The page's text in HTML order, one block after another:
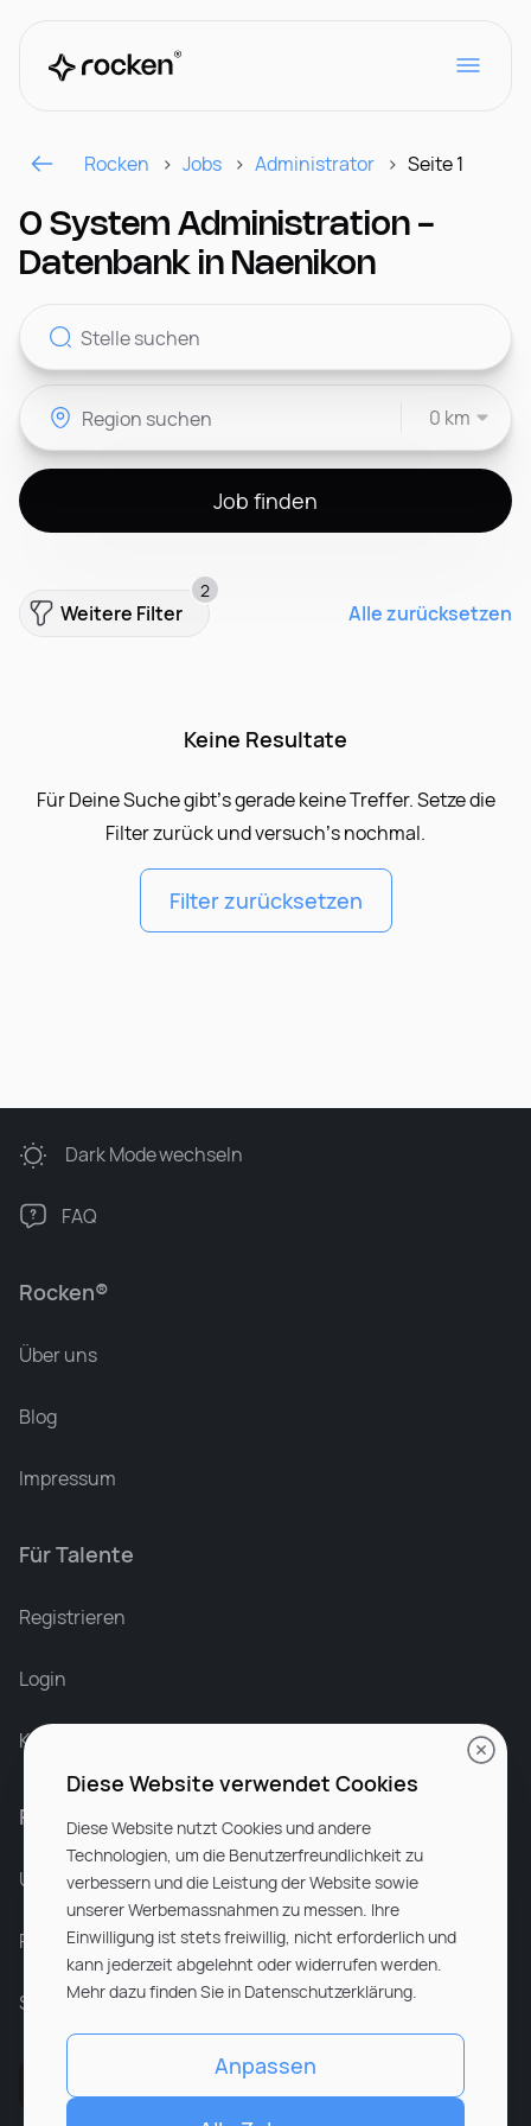
Für Arbeitgeber
Kontakt
CH
Rocken Jobs Administrator Seite 1
0 System Administration -
Datenbank in Naenikon
0 km
Job finden
Weitere Filter
2
Alle zurücksetzen
Keine Resultate
Für Deine Suche gibt’s gerade keine Treffer. Setze die
Filter zurück und versuch’s nochmal.
Filter zurücksetzen
Rocken®
Über uns
Blog
Impressum
Für Talente
Registrieren
Login
Karriere bei Rocken
Für Unternehmen
Unsere Dienstleistungen
Partnerunternehmen
Sitemap
Dark Modewechseln
FAQ
Diese Website verwendet Cookies
Diese Website nutzt Cookies und andere
Technologien, um die Benutzerfreundlichkeit zu
verbessern und die Leistung der Website sowie
unserer Werbemassnahmen zu messen. Ihre
Einwilligung ist stets freiwillig, nicht erforderlich und
kann jederzeit abgelehnt oder widerrufen werden.
Mehr dazu finden Sie in Datenschutzerklärung.
Anpassen